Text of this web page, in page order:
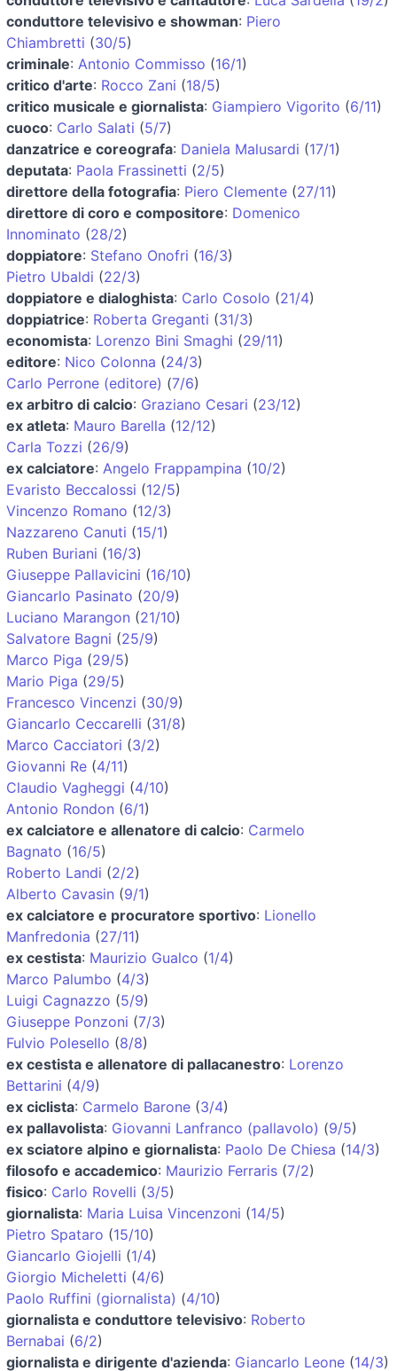
conduttore televisivo e showman: Piero
Chiambretti (30/5)
criminale: Antonio Commisso (16/1)
critico d'arte: Rocco Zani (18/5)
critico musicale e giornalista: Giampiero Vigorito (6/11)
cuoco: Carlo Salati (5/7)
danzatrice e coreografa: Daniela Malusardi (17/1)
deputata: Paola Frassinetti (2/5)
direttore della fotografia: Piero Clemente (27/11)
direttore di coro e compositore: Domenico
Innominato (28/2)
doppiatore: Stefano Onofri (16/3)
Pietro Ubaldi (22/3)
doppiatore e dialoghista: Carlo Cosolo (21/4)
doppiatrice: Roberta Greganti (31/3)
economista: Lorenzo Bini Smaghi (29/11)
editore: Nico Colonna (24/3)
Carlo Perrone (editore) (7/6)
ex arbitro di calcio: Graziano Cesari (23/12)
ex atleta: Mauro Barella (12/12)
Carla Tozzi (26/9)
ex calciatore: Angelo Frappampina (10/2)
Evaristo Beccalossi (12/5)
Vincenzo Romano (12/3)
Nazzareno Canuti (15/1)
Ruben Buriani (16/3)
Giuseppe Pallavicini (16/10)
Giancarlo Pasinato (20/9)
Luciano Marangon (21/10)
Salvatore Bagni (25/9)
Marco Piga (29/5)
Mario Piga (29/5)
Francesco Vincenzi (30/9)
Giancarlo Ceccarelli (31/8)
Marco Cacciatori (3/2)
Giovanni Re (4/11)
Claudio Vagheggi (4/10)
Antonio Rondon (6/1)
ex calciatore e allenatore di calcio: Carmelo
Bagnato (16/5)
Roberto Landi (2/2)
Alberto Cavasin (9/1)
ex calciatore e procuratore sportivo: Lionello
Manfredonia (27/11)
ex cestista: Maurizio Gualco (1/4)
Marco Palumbo (4/3)
Luigi Cagnazzo (5/9)
Giuseppe Ponzoni (7/3)
Fulvio Polesello (8/8)
ex cestista e allenatore di pallacanestro: Lorenzo
Bettarini (4/9)
ex ciclista: Carmelo Barone (3/4)
ex pallavolista: Giovanni Lanfranco (pallavolo) (9/5)
ex sciatore alpino e giornalista: Paolo De Chiesa (14/3)
filosofo e accademico: Maurizio Ferraris (7/2)
fisico: Carlo Rovelli (3/5)
giornalista: Maria Luisa Vincenzoni (14/5)
Pietro Spataro (15/10)
Giancarlo Giojelli (1/4)
Giorgio Micheletti (4/6)
Paolo Ruffini (giornalista) (4/10)
giornalista e conduttore televisivo: Roberto
Bernabai (6/2)
giornalista e dirigente d'azienda: Giancarlo Leone (14/3)